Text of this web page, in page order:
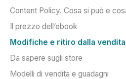
Content Policy. Cosa si può e
Il prezzo dell’ebook
Modifiche e ritiro dalla vendita
Da sapere sugli store
Modelli di vendita e guadagni